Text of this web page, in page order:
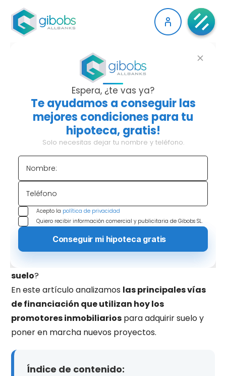
Espera, ¿te vas ya?
Te ayudamos a conseguir las
mejores condiciones para tu
hipoteca, gratis!
Solo necesitas dejar tu nombre y teléfono.
Nombre:
Teléfono
Acepto la política de privacidad
Quiero recibir información comercial y publicitaria de Gibobs SL.
¿CÓMO CONSEGUIR UN
PRÉSTAMO PARA
COMPRAR TERRENO?
Asegurar la compra de suelo finalista es uno de los
grandes desafíos en cualquier promoción
inmobiliaria. El segundo, igual de importante, es
financiar esa adquisición sin descapitalizar la
estructura financiera del proyecto o de la
empresa promotora.
Aquí es donde surge el verdadero reto.¿Cómo
conseguir un préstamo para comprar terreno
en un mercado donde los criterios de riesgo
bancario son especialmente exigentes con el
suelo?
En este artículo analizamos las principales vías
de financiación que utilizan hoy los
promotores inmobiliarios para adquirir suelo y
poner en marcha nuevos proyectos.
Índice de contenido: